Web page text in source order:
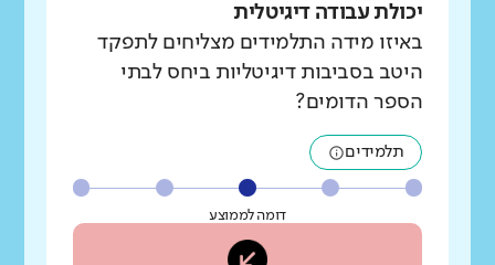
יכולת עבודה דיגיטלית
באיזו מידה התלמידים מצליחים לתפקד
היטב בסביבות דיגיטליות ביחס לבתי
הספר הדומים?
תלמידים
דומה לממוצע